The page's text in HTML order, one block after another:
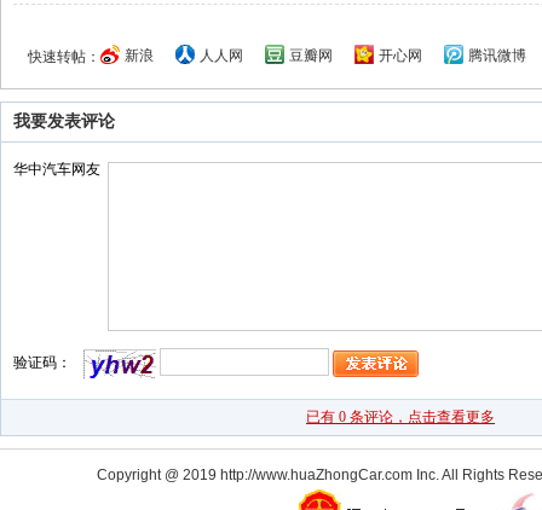
快速转帖： 新浪 人人网 豆瓣网 开心网 腾讯微博
我要发表评论
Copyright @ 2019 http://www.huaZhongCar.com Inc. All Rights